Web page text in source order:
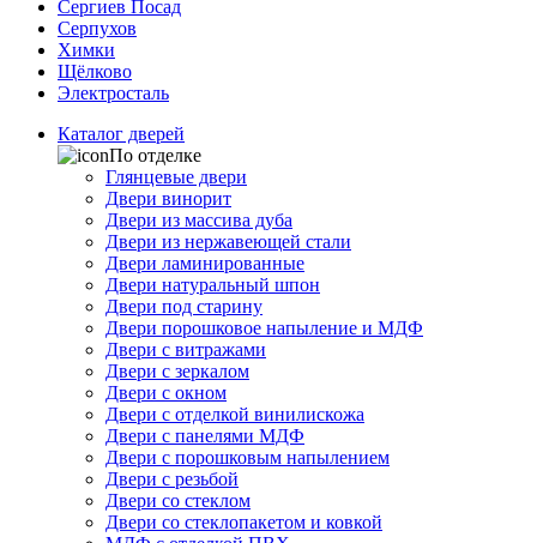
Сергиев Посад
Серпухов
Химки
Щёлково
Электросталь
Каталог дверей
По отделке
Глянцевые двери
Двери винорит
Двери из массива дуба
Двери из нержавеющей стали
Двери ламинированные
Двери натуральный шпон
Двери под старину
Двери порошковое напыление и МДФ
Двери с витражами
Двери с зеркалом
Двери с окном
Двери с отделкой винилискожа
Двери с панелями МДФ
Двери с порошковым напылением
Двери с резьбой
Двери со стеклом
Двери со стеклопакетом и ковкой